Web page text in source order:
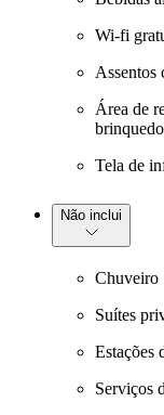
Wi-fi
Assentos
Área de
Tela de
Não inclui
Chuveiro
Suítes
Estações
Serviços